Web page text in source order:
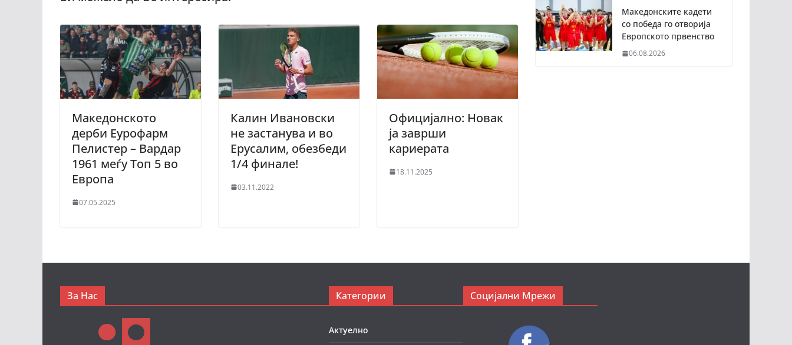
Македонското
дерби Еурофарм
Пелистер – Вардар
1961 меѓу Топ 5 во
Европа
07.05.2025
Калин Ивановски
не застанува и во
Ерусалим, обезбеди
1/4 финале!
03.11.2022
Официјално: Новак
ја заврши
кариерата
18.11.2025
Македонските кадети
со победа го отворија
Европското првенство
06.08.2026
За Нас Категории
Актуелно
Социјални Мрежи